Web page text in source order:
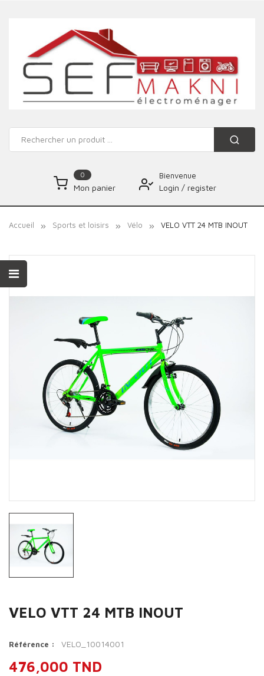
0
Mon panier
Bienvenue
Login / register
Accueil Sports et loisirs Vélo VELO VTT 24 MTB INOUT
VELO VTT 24 MTB INOUT
Référence : VELO_10014001
476,000 TND